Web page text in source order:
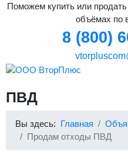
Поможем купить или
объёмах по
8 (800)
ПВД
Вы здесь: Главная
Продам отходы ПВД